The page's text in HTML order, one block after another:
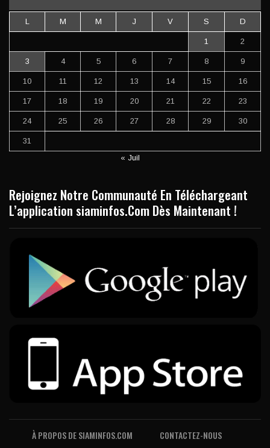
L M M J V S D
1 2
3 4 5 6 7 8 9
10 11 12 13 14 15 16
17 18 19 20 21 22 23
24 25 26 27 28 29 30
31
« Juil
Rejoignez Notre Communauté En Téléchargeant
L’application siaminfos.Com Dès Maintenant !
À PROPOS DE SIAMINFOS.COM CONTACTEZ-NOUS